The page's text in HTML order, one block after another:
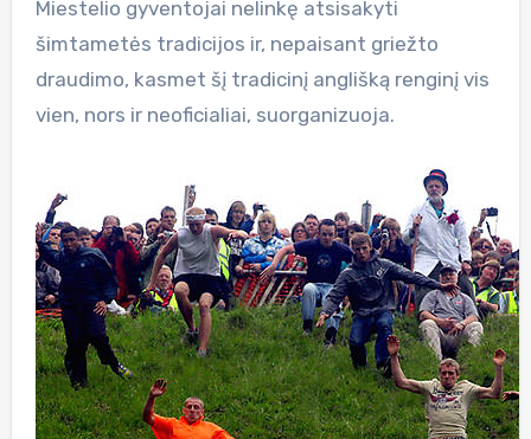
Miestelio gyventojai nelinkę atsisakyti
šimtametės tradicijos ir, nepaisant griežto
draudimo, kasmet šį tradicinį anglišką renginį vis
vien, nors ir neoficialiai, suorganizuoja.